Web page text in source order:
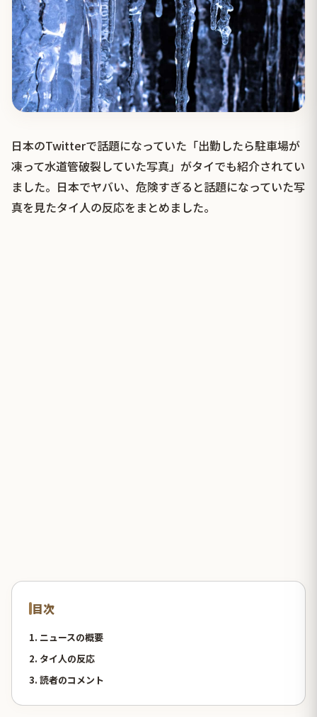
日本のTwitterで話題になっていた「出勤したら駐車場が
凍って水道管破裂していた写真」がタイでも紹介されてい
ました。日本でヤバい、危険すぎると話題になっていた写
真を見たタイ人の反応をまとめました。
目次
1. ニュースの概要
2. タイ人の反応
3. 読者のコメント